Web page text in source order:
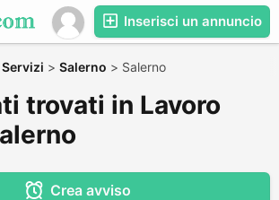
Inserisci un annuncio
> Salerno > Salerno
trovati in Lavoro
Crea avviso